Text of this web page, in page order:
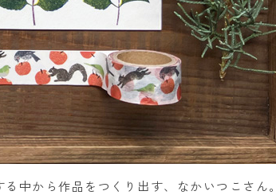
中から作品をつくり出す、なかいつこさん